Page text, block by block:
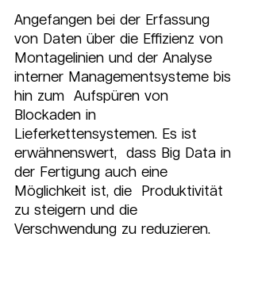
Angefangen bei der Erfassung
von Daten über die Effizienz von
Montagelinien und der Analyse
interner Managementsysteme bis
hin zum  Aufspüren von
Blockaden in
Lieferkettensystemen. Es ist
erwähnenswert,  dass Big Data in
der Fertigung auch eine
Möglichkeit ist, die  Produktivität
zu steigern und die
Verschwendung zu reduzieren.